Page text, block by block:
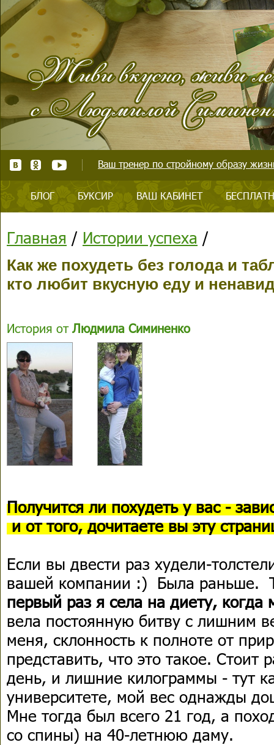
Ваш тренер по стройному образу
БЛОГ БУКСИР ВАШ КАБИНЕТ
Главная / Истории успеха /
Как же похудеть без голода и
кто любит вкусную еду и
История отЛюдмила Симиненко
Получится ли похудеть у вас -
и от того, дочитаете вы эту
Если вы двести раз худели-
вашей компании :) Была раньше.
первый раз я села на диету, когда
вела постоянную битву с лишним
меня, склонность к полноте от
представить, что это такое. Стоит
день, и лишние килограммы - тут
университете, мой вес однажды
Мне тогда был всего 21 год, а
со спины) на 40-летнюю даму.